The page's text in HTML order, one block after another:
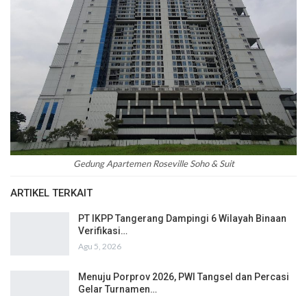
Gedung Apartemen Roseville Soho & Suit
ARTIKEL TERKAIT
PT IKPP Tangerang Dampingi 6 Wilayah Binaan
Verifikasi…
Agu 5, 2026
Menuju Porprov 2026, PWI Tangsel dan Percasi
Gelar Turnamen…